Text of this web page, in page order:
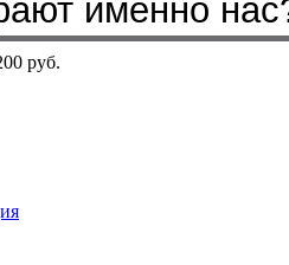
руб.
именно